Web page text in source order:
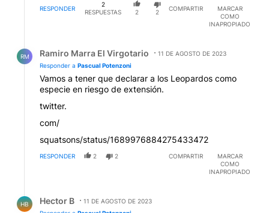
RESPONDER
2
RESPUESTAS
2 2
COMPARTIR
MARCAR
COMO
INAPROPIADO
RM Ramiro Marra El Virgotario
11 DE AGOSTO DE 2023
Responder a Pascual Potenzoni
Vamos a tener que declarar a los Leopardos como
especie en riesgo de extensión.
twitter.
com/
squatsons/status/1689976884275433472
RESPONDER 2 2 COMPARTIR
MARCAR
COMO
INAPROPIADO
HB Hector B
11 DE AGOSTO DE 2023